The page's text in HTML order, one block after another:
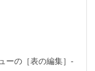
ーの［表の編集］-